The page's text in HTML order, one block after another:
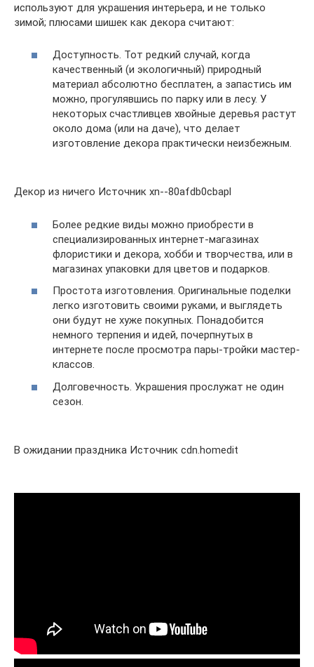
используют для украшения интерьера, и не только
зимой; плюсами шишек как декора считают:
Доступность. Тот редкий случай, когда
качественный (и экологичный) природный
материал абсолютно бесплатен, а запастись им
можно, прогулявшись по парку или в лесу. У
некоторых счастливцев хвойные деревья растут
около дома (или на даче), что делает
изготовление декора практически неизбежным.
Декор из ничего Источник xn--80afdb0cbapl
Более редкие виды можно приобрести в
специализированных интернет-магазинах
флористики и декора, хобби и творчества, или в
магазинах упаковки для цветов и подарков.
Простота изготовления. Оригинальные поделки
легко изготовить своими руками, и выглядеть
они будут не хуже покупных. Понадобится
немного терпения и идей, почерпнутых в
интернете после просмотра пары-тройки мастер-
классов.
Долговечность. Украшения прослужат не один
сезон.
В ожидании праздника Источник cdn.homedit